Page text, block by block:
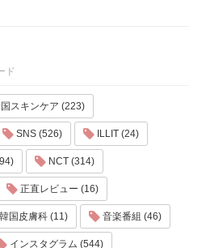
ド
スキンケア (223)
SNS (526) ILLIT (24)
NCT (314)
正直レビュー (16)
韓国皮膚科 (11) 音楽番組 (46)
インスタグラム (544)